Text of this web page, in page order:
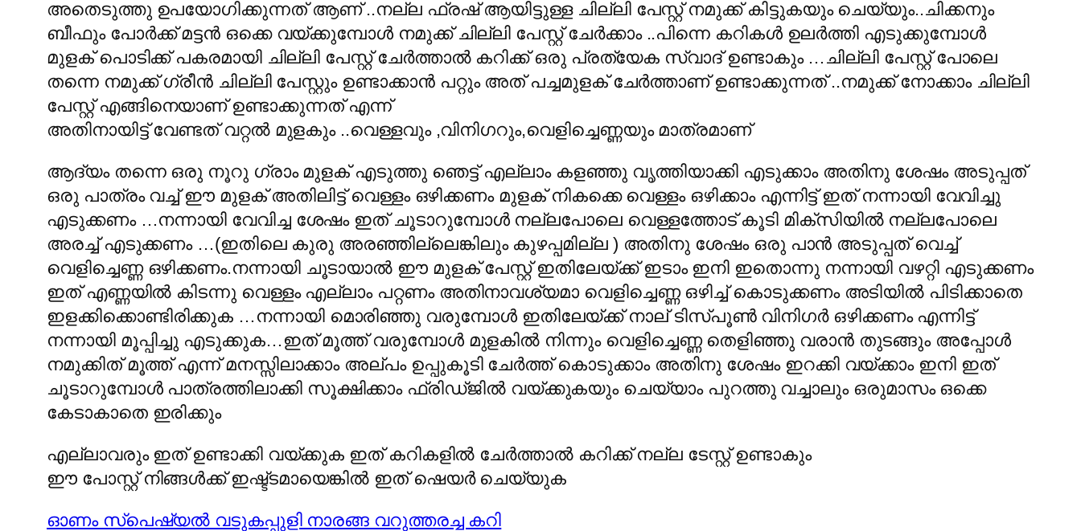
അതെടുത്തു ഉപയോഗിക്കുന്നത് ആണ് ..നല്ല ഫ്രഷ്‌ ആയിട്ടുള്ള ചില്ലി പേസ്റ്റ് നമുക്ക് കിട്ടുകയും ചെയ്യും..ചിക്കനും
ബീഫും പോര്‍ക്ക് മട്ടന്‍ ഒക്കെ വയ്ക്കുമ്പോള്‍ നമുക്ക് ചില്ലി പേസ്റ്റ് ചേര്‍ക്കാം ..പിന്നെ കറികള്‍ ഉലര്‍ത്തി എടുക്കുമ്പോള്‍
മുളക് പൊടിക്ക് പകരമായി ചില്ലി പേസ്റ്റ് ചേര്‍ത്താല്‍ കറിക്ക് ഒരു പ്രത്യേക സ്വാദ് ഉണ്ടാകും …ചില്ലി പേസ്റ്റ് പോലെ
തന്നെ നമുക്ക് ഗ്രീന്‍ ചില്ലി പേസ്റ്റും ഉണ്ടാക്കാന്‍ പറ്റും അത് പച്ചമുളക് ചേര്‍ത്താണ് ഉണ്ടാക്കുന്നത് ..നമുക്ക് നോക്കാം ചില്ലി
പേസ്റ്റ് എങ്ങിനെയാണ് ഉണ്ടാക്കുന്നത് എന്ന്
അതിനായിട്ട്‌ വേണ്ടത് വറ്റല്‍ മുളകും ..വെള്ളവും ,വിനിഗറും,വെളിച്ചെണ്ണയും മാത്രമാണ്
ആദ്യം തന്നെ ഒരു നൂറു ഗ്രാം മുളക് എടുത്തു ഞെട്ട് എല്ലാം കളഞ്ഞു വൃത്തിയാക്കി എടുക്കാം അതിനു ശേഷം അടുപ്പത്
ഒരു പാത്രം വച്ച് ഈ മുളക് അതിലിട്ട് വെള്ളം ഒഴിക്കണം മുളക് നികക്കെ വെള്ളം ഒഴിക്കാം എന്നിട്ട് ഇത് നന്നായി വേവിച്ചു
എടുക്കണം …നന്നായി വേവിച്ച ശേഷം ഇത് ചൂടാറുമ്പോള്‍ നല്ലപോലെ വെള്ളത്തോട് കൂടി മിക്സിയില്‍ നല്ലപോലെ
അരച്ച് എടുക്കണം …(ഇതിലെ കുരു അരഞ്ഞില്ലെങ്കിലും കുഴപ്പമില്ല ) അതിനു ശേഷം ഒരു പാന്‍ അടുപ്പത് വെച്ച്
വെളിച്ചെണ്ണ ഒഴിക്കണം.നന്നായി ചൂടായാല്‍ ഈ മുളക് പേസ്റ്റ് ഇതിലേയ്ക്ക് ഇടാം ഇനി ഇതൊന്നു നന്നായി വഴറ്റി എടുക്കണം
ഇത് എണ്ണയില്‍ കിടന്നു വെള്ളം എല്ലാം പറ്റണം അതിനാവശ്യമാ വെളിച്ചെണ്ണ ഒഴിച്ച് കൊടുക്കണം അടിയില്‍ പിടിക്കാതെ
ഇളക്കിക്കൊണ്ടിരിക്കുക …നന്നായി മൊരിഞ്ഞു വരുമ്പോള്‍ ഇതിലേയ്ക്ക് നാല് ടിസ്പൂണ്‍ വിനിഗര്‍ ഒഴിക്കണം എന്നിട്ട്
നന്നായി മൂപ്പിച്ചു എടുക്കുക…ഇത് മൂത്ത് വരുമ്പോള്‍ മുളകില്‍ നിന്നും വെളിച്ചെണ്ണ തെളിഞ്ഞു വരാന്‍ തുടങ്ങും അപ്പോള്‍
നമുക്കിത് മൂത്ത് എന്ന് മനസ്സിലാക്കാം അല്പം ഉപ്പുകൂടി ചേര്‍ത്ത് കൊടുക്കാം അതിനു ശേഷം ഇറക്കി വയ്ക്കാം ഇനി ഇത്
ചൂടാറുമ്പോള്‍ പാത്രത്തിലാക്കി സൂക്ഷിക്കാം ഫ്രിഡ്ജില്‍ വയ്ക്കുകയും ചെയ്യാം പുറത്തു വച്ചാലും ഒരുമാസം ഒക്കെ
കേടാകാതെ ഇരിക്കും
എല്ലാവരും ഇത് ഉണ്ടാക്കി വയ്ക്കുക ഇത് കറികളില്‍ ചേര്‍ത്താല്‍ കറിക്ക് നല്ല ടേസ്റ്റ് ഉണ്ടാകും
ഈ പോസ്റ്റ്‌ നിങ്ങള്‍ക്ക് ഇഷ്ട്ടമായെങ്കില്‍ ഇത് ഷെയര്‍ ചെയ്യുക
ഓണം സ്പെഷ്യല്‍ വടുകപ്പുളി നാരങ്ങ വറുത്തരച്ച കറി